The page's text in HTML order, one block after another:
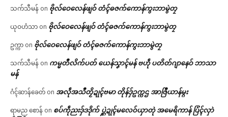
သက်သီမန် on ဗိုလ်ဝေလေန်ဖျဝ် တံၚ်ဓဇက်ကောန်ကွးဘာမွဲတၠ
ယုဝဟံသာ on ဗိုလ်ဝေလေန်ဖျဝ် တံၚ်ဓဇက်ကောန်ကွးဘာမွဲတၠ
ဥက္ကာ on ဗိုလ်ဝေလေန်ဖျဝ် တံၚ်ဓဇက်ကောန်ကွးဘာမွဲတၠ
သက်သီမန် on ကမ္မတဳလိက်ပတ် ယေန်သၞာၚ်မန် ဗဟဵု ပတိတ်ဂျာနေဝ် ဘာသာ
မန်
ဂံၚ်ဆာန်ခေတ် on အလဵုအသဳတၟိဍုၚ်ဗမာ တိုန်ဒှ်ဥက္ကဌ အာဇြဳယာန်မ္ဂး
ရာမည စောန် on စပ်ကဵုညးဒှ်ဒဒိုက် ပ္ဋဲဍုၚ်မလေဝ်ယှာတုဲ အမေရိကာန် ပြံၚ်လှာဲ